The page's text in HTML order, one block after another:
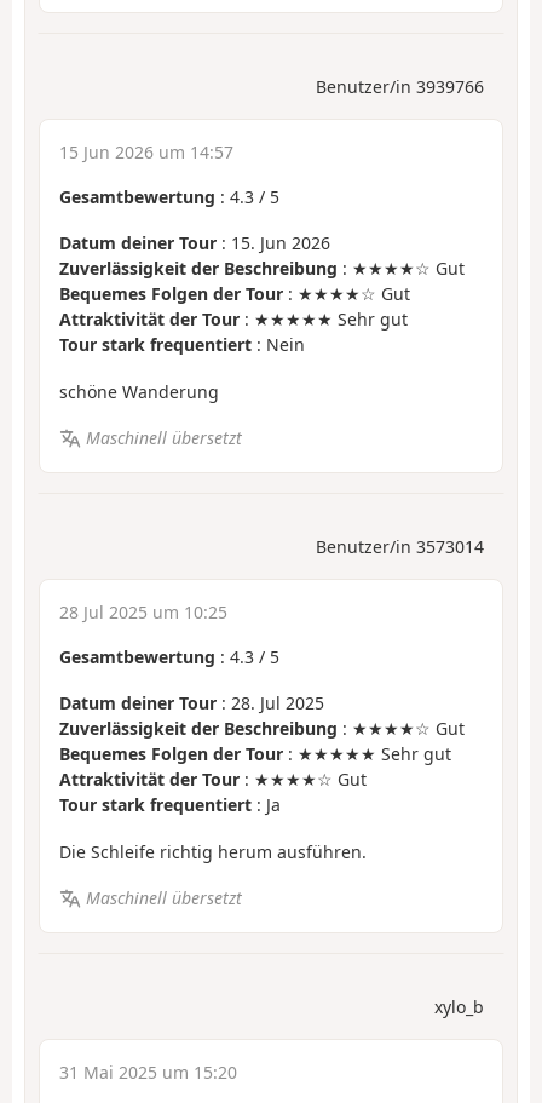
Benutzer/in 3939766
15 Jun 2026 um 14:57
Gesamtbewertung : 4.3 / 5
Datum deiner Tour : 15. Jun 2026
Zuverlässigkeit der Beschreibung : ★★★★☆ Gut
Bequemes Folgen der Tour : ★★★★☆ Gut
Attraktivität der Tour : ★★★★★ Sehr gut
Tour stark frequentiert : Nein
schöne Wanderung
Maschinell übersetzt
Benutzer/in 3573014
28 Jul 2025 um 10:25
Gesamtbewertung : 4.3 / 5
Datum deiner Tour : 28. Jul 2025
Zuverlässigkeit der Beschreibung : ★★★★☆ Gut
Bequemes Folgen der Tour : ★★★★★ Sehr gut
Attraktivität der Tour : ★★★★☆ Gut
Tour stark frequentiert : Ja
Die Schleife richtig herum ausführen.
Maschinell übersetzt
xylo_b
31 Mai 2025 um 15:20